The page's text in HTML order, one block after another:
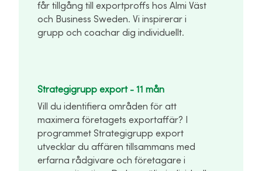
får tillgång till exportproffs hos Almi Väst
och Business Sweden. Vi inspirerar i
grupp och coachar dig individuellt.
Strategigrupp export - 11 mån
Vill du identifiera områden för att
maximera företagets exportaffär? I
programmet Strategigrupp export
utvecklar du affären tillsammans med
erfarna rådgivare och företagare i